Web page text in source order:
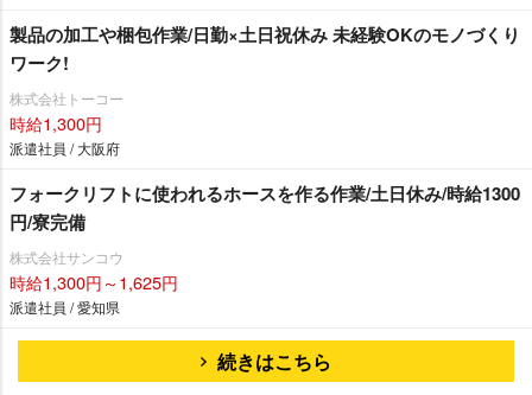
製品の加工や梱包作業/日勤×土日祝休み 未経験OKのモノづくり
ワーク!
株式会社トーコー
時給1,300円
派遣社員 / 大阪府
フォークリフトに使われるホースを作る作業/土日休み/時給1300
円/寮完備
株式会社サンコウ
時給1,300円～1,625円
派遣社員 / 愛知県
続きはこちら